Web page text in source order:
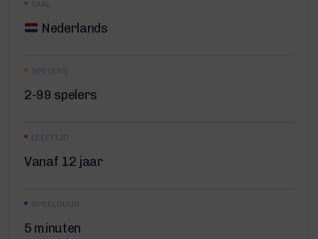
TAAL
Nederlands
SPELERS
2-99 spelers
LEEFTIJD
Vanaf 12 jaar
SPEELDUUR
5 minuten